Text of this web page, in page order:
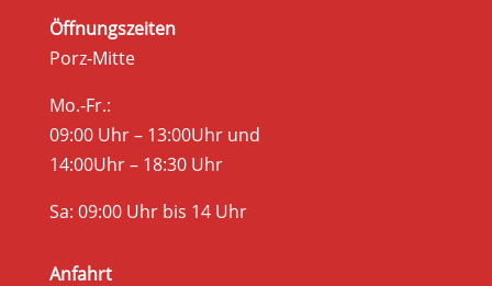
Öffnungszeiten
Porz-Mitte
Mo.-Fr.:
09:00 Uhr – 13:00Uhr und
14:00Uhr – 18:30 Uhr
Sa: 09:00 Uhr bis 14 Uhr
Anfahrt